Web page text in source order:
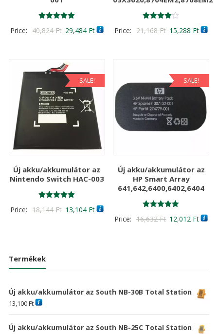
5.00
Price: 40,824Ft Original
40,824 Ft
29,484 FtCurrent
4.00
Price: 21,168Ft Original
15,288 Ft
SALE!
Új akku/akkumulátor az
Nintendo Switch HAC-003
5.00
Price: 18,144Ft Original
13,104 FtCurrent
SALE!
Új akku/akkumulátor az
HP Smart Array
641,642,6400,6402,6404
5.00
Price: 16,632Ft Original
12,012 Ft
Termékek
Új akku/akkumulátor az South NB-30B Total Station
13,100Ft
Új akku/akkumulátor az South NB-25C Total Station